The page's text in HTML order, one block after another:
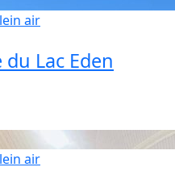
air
Lac Eden
air